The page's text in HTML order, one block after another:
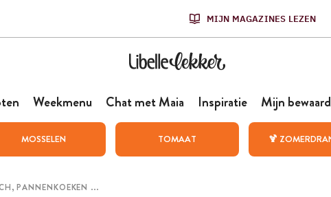
MIJN MAGAZINES LEZEN
Weekmenu Chat met Maia Inspiratie Mijn
MOSSELEN TOMAAT 🍹